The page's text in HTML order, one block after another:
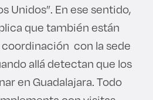
Unidos”. En ese sentido,
que también están
con la sede
allá detectan que los
en Guadalajara. Todo